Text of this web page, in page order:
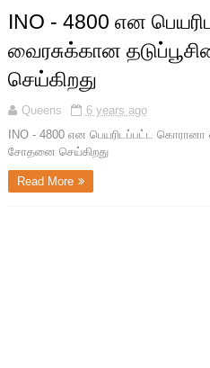
INO - 4800 என
வைரசுக்கான
செய்கிறது
Queens
6 years ago
INO - 4800 என பெயரிடப்பட்ட கொரானா
சோதனை செய்கிறது
Read More